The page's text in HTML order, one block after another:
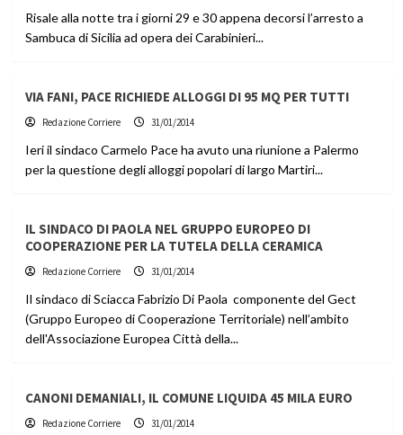
Risale alla notte tra i giorni 29 e 30 appena decorsi l’arresto a
Sambuca di Sicilia ad opera dei Carabinieri...
VIA FANI, PACE RICHIEDE ALLOGGI DI 95 MQ PER TUTTI
Redazione Corriere 31/01/2014
Ieri il sindaco Carmelo Pace ha avuto una riunione a Palermo
per la questione degli alloggi popolari di largo Martiri...
IL SINDACO DI PAOLA NEL GRUPPO EUROPEO DI
COOPERAZIONE PER LA TUTELA DELLA CERAMICA
Redazione Corriere 31/01/2014
Il sindaco di Sciacca Fabrizio Di Paola componente del Gect
(Gruppo Europeo di Cooperazione Territoriale) nell’ambito
dell'Associazione Europea Città della...
CANONI DEMANIALI, IL COMUNE LIQUIDA 45 MILA EURO
Redazione Corriere 31/01/2014